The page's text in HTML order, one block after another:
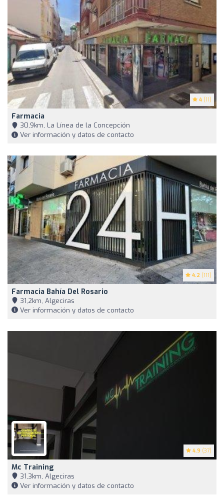
4 (11)
Farmacia
30,9km, La Línea de la Concepción
Ver información y datos de contacto
4.2 (111)
Farmacia Bahía Del Rosario
31,2km, Algeciras
Ver información y datos de contacto
4.9 (37)
Mc Training
31,3km, Algeciras
Ver información y datos de contacto